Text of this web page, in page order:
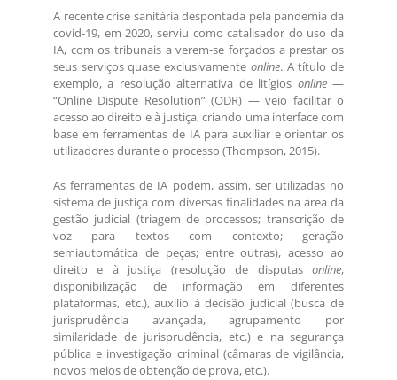
A recente crise sanitária despontada pela pandemia da
covid-19, em 2020, serviu como catalisador do uso da
IA, com os tribunais a verem-se forçados a prestar os
seus serviços quase exclusivamente online. A título de
exemplo, a resolução alternativa de litígios online—
“Online Dispute Resolution” (ODR) — veio facilitar o
acesso ao direito e à justiça, criando uma interface com
base em ferramentas de IA para auxiliar e orientar os
utilizadores durante o processo (Thompson, 2015).
As ferramentas de IA podem, assim, ser utilizadas no
sistema de justiça com diversas finalidades na área da
gestão judicial (triagem de processos; transcrição de
voz para textos com contexto; geração
semiautomática de peças; entre outras), acesso ao
direito e à justiça (resolução de disputas online,
disponibilização de informação em diferentes
plataformas, etc.), auxílio à decisão judicial (busca de
jurisprudência avançada, agrupamento por
similaridade de jurisprudência, etc.) e na segurança
pública e investigação criminal (câmaras de vigilância,
novos meios de obtenção de prova, etc.).